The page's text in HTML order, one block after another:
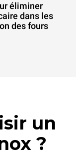
éliminer
dans les
des fours
un
?